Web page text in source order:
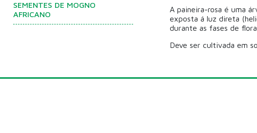
SEMENTES DE MOGNO
AFRICANO
A paineira-rosa é uma
exposta á luz direta
durante as fases de
Deve ser cultivada em